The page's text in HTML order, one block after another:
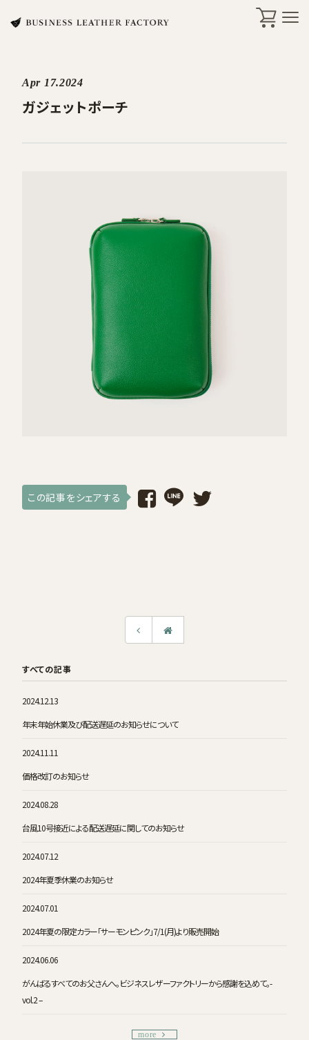
ケア・修理
店舗一覧
採用情報
ログイン / 会員登録
Apr 17.2024
ガジェットポーチ
この記事をシェアする
すべての記事
2024.12.13
年末年始休業及び配送遅延のお知らせについて
2024.11.11
価格改訂のお知らせ
2024.08.28
台風10号接近による配送遅延に関してのお知らせ
2024.07.12
2024年夏季休業のお知らせ
2024.07.01
2024年夏の限定カラー「サーモンピンク」7/1(月)より販売開始
2024.06.06
がんばるすべてのお父さんへ。ビジネスレザーファクトリーから感謝を込めて。-
vol.2 –
more